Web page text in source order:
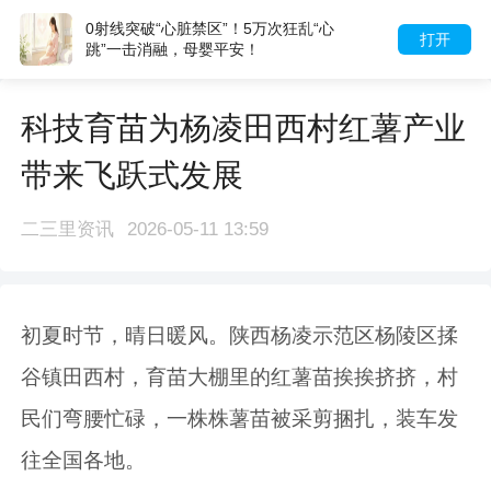
打开
0射线突破“心脏禁区”！5万次狂乱“心
跳”一击消融，母婴平安！
科技育苗为杨凌田西村红薯产业
带来飞跃式发展
二三里资讯 2026-05-11 13:59
初夏时节，晴日暖风。陕西杨凌示范区杨陵区揉
谷镇田西村，育苗大棚里的红薯苗挨挨挤挤，村
民们弯腰忙碌，一株株薯苗被采剪捆扎，装车发
往全国各地。